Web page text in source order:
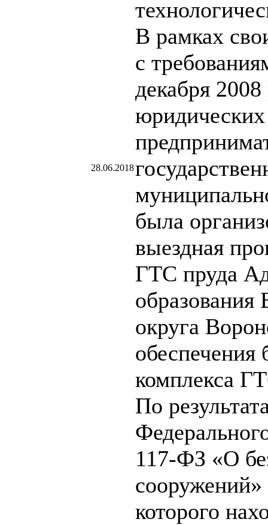
28.06.2018
В рамках
с
декабря
была
выездная
ГТС пруда
образования
округа
обеспечения
комплекса
По
117-ФЗ «О
которого